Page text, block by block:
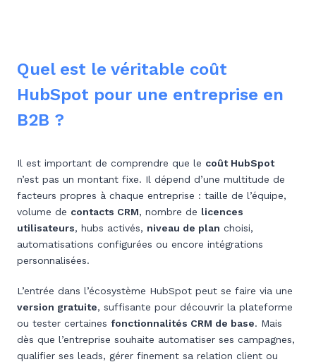
Quel est le véritable coût
HubSpot pour une entreprise en
B2B ?
Il est important de comprendre que le coût HubSpot
n’est pas un montant fixe. Il dépend d’une multitude de
facteurs propres à chaque entreprise : taille de l’équipe,
volume de contacts CRM, nombre de licences
utilisateurs, hubs activés, niveau de plan choisi,
automatisations configurées ou encore intégrations
personnalisées.
L’entrée dans l’écosystème HubSpot peut se faire via une
version gratuite, suffisante pour découvrir la plateforme
ou tester certaines fonctionnalités CRM de base. Mais
dès que l’entreprise souhaite automatiser ses campagnes,
qualifier ses leads, gérer finement sa relation client ou